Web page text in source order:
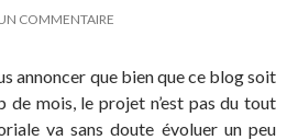
COMMENTAIRE
annoncer que bien que ce blog soit
de mois, le projet n’est pas du tout
va sans doute évoluer un peu